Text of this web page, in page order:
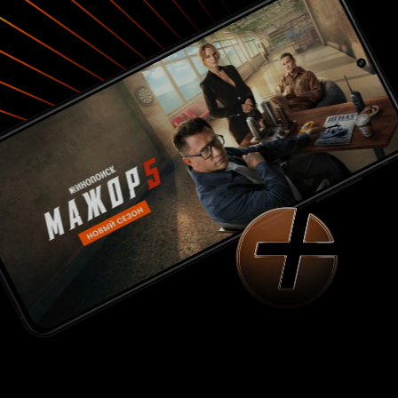
работы своих коллег, она - талантливый
продюсер с каменным лицом и тяжелым
прошлым, который спасает безнадёжные
сценарии. Их пути пересекаются, и далее
происходит то, о чём я писал выше. Идея
взаимопомощи мне кажется странной. Я бы
понял, если бы герои дали друг другу силы и
смелость, чтобы изменить свои жизни, но здесь
всё не так. Чтобы избежать спойлеров я просто
задам несколько вопросов, и вы сами сможете
на них ответить. Если в результате своего
душевного исцеления Ына обрела уверенность
и решила стать успешной, то почему не хочет
работать за деньги? Если она помогла Тонману
наконец достичь успеха, то в чём тогда его
заслуга? Чем в таком случае он лучше подонка
Ма Джэёна как сценарист? Может, это вообще
не его, раз за 20 лет он так и не родил ни
одного хорошего сценария? Сначала он
заявляет, что его цель - просто снять фильм,
затем, стоя на сцене говорит, что будет